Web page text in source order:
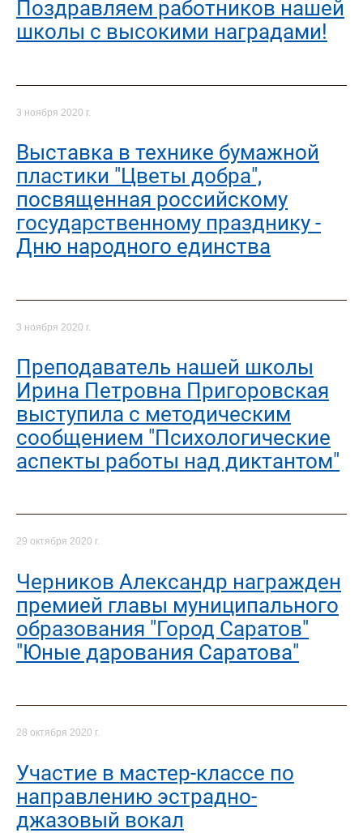
Поздравляем работников нашей
школы с высокими наградами!
3 ноября 2020 г.
Выставка в технике бумажной
пластики "Цветы добра",
посвященная российскому
государственному празднику -
Дню народного единства
3 ноября 2020 г.
Преподаватель нашей школы
Ирина Петровна Пригоровская
выступила с методическим
сообщением "Психологические
аспекты работы над диктантом"
29 октября 2020 г.
Черников Александр награжден
премией главы муниципального
образования "Город Саратов"
"Юные дарования Саратова"
28 октября 2020 г.
Участие в мастер-классе по
направлению эстрадно-
джазовый вокал